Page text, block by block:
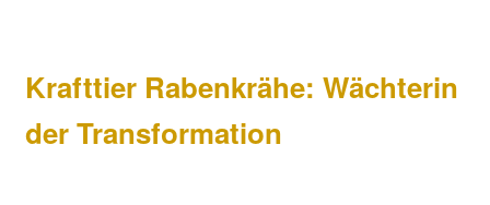
Krafttier Rabenkrähe: Wächterin
der Transformation